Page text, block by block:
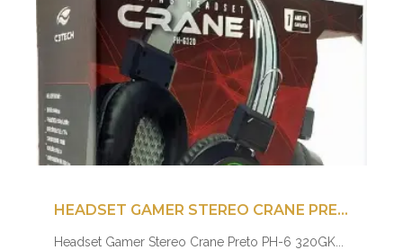
HEADSET GAMER STEREO CRANE PRETO PH-6 320GK
Headset Gamer Stereo Crane Preto PH-6 320GK...